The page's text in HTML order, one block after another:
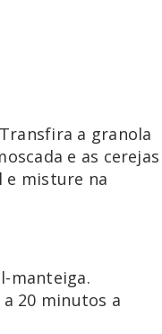
a granola
e as cerejas
e misture na
manteiga.
20 minutos a